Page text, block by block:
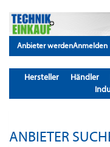
Anbieter werdenAnmelden
Hersteller Händler
ANBIETER